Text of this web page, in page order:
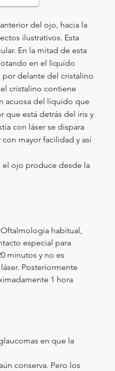
del ojo, hacia la
ilustrativos. Esta
En la mitad de esta
en el liquído
por delante del cristalino
cristalino contiene
acuosa del líquido que
que está detrás del iris y
con láser se dispara
mayor facilidad y así
ojo produce desde la
habitual,
especial para
minutos y no es
Posteriormente
1 hora
en que la
conserva. Pero los